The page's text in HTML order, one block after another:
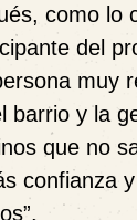
como lo
del
muy
barrio y la
que no
confianza